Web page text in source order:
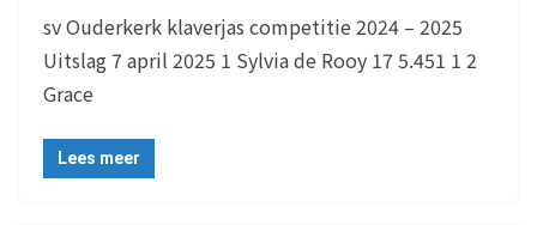
sv Ouderkerk klaverjas competitie 2024 – 2025
Uitslag 7 april 2025 1 Sylvia de Rooy 17 5.451 1 2
Grace
Lees meer